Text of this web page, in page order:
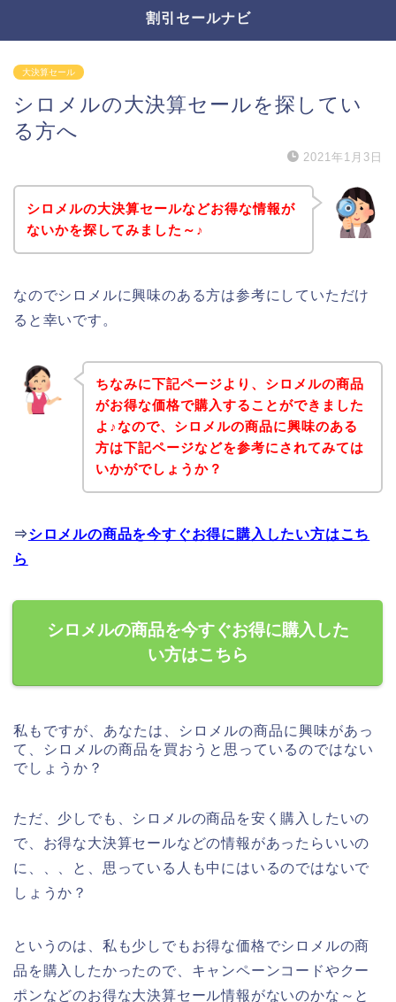
割引セールナビ
大決算セール
シロメルの大決算セールを探してい
る方へ
2021年1月3日
シロメルの大決算セールなどお得な情報が
ないかを探してみました～♪
なのでシロメルに興味のある方は参考にしていただけ
ると幸いです。
ちなみに下記ページより、シロメルの商品
がお得な価格で購入することができました
よ♪なので、シロメルの商品に興味のある
方は下記ページなどを参考にされてみては
いかがでしょうか？
⇒シロメルの商品を今すぐお得に購入したい方はこち
ら
シロメルの商品を今すぐお得に購入した
い方はこちら
私もですが、あなたは、シロメルの商品に興味があっ
て、シロメルの商品を買おうと思っているのではない
でしょうか？
ただ、少しでも、シロメルの商品を安く購入したいの
で、お得な大決算セールなどの情報があったらいいの
に、、、と、思っている人も中にはいるのではないで
しょうか？
というのは、私も少しでもお得な価格でシロメルの商
品を購入したかったので、キャンペーンコードやクー
ポンなどのお得な大決算セール情報がないのかな～と